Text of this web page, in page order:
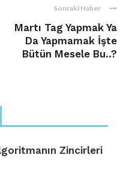
Sonraki Haber
Martı Tag Yapmak Ya
Da Yapmamak İşte
Bütün Mesele Bu..?
Zincirleri